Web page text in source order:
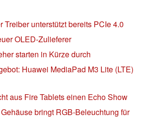
Treiber unterstützt bereits PCIe 4.0
OLED-Zulieferer
starten in Kürze durch
Huawei MediaPad M3 Lite (LTE)
aus Fire Tablets einen Echo Show
bringt RGB-Beleuchtung für